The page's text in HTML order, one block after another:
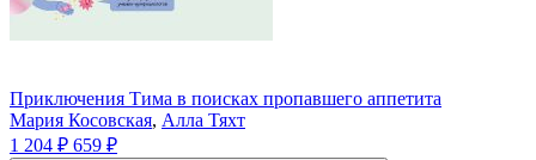
Приключения Тима в поисках пропавшего аппетита
Мария Косовская, Алла Тяхт
1 204 ₽ 659 ₽